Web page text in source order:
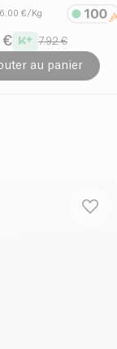
€/Kg
€ 7.92 €
au panier